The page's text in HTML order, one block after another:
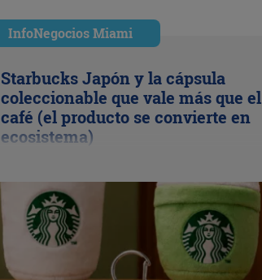
InfoNegocios Miami
Starbucks Japón y la cápsula
coleccionable que vale más que el
café (el producto se convierte en
ecosistema)